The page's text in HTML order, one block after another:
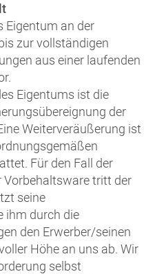
Eigentum an der
zur vollständigen
aus einer laufenden
Eigentums ist die
der
Weiterveräußerung ist
Für den Fall der
Vorbehaltsware tritt der
seine
ihm durch die
den Erwerber/seinen
Höhe an uns ab. Wir
selbst